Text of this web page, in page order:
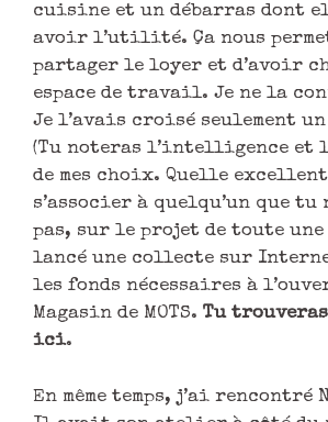
cuisine et un débarras dont
avoir l’utilité. Ça nous
partager le loyer et d’avoir
espace de travail. Je ne la
Je l’avais croisé seulement
(Tu noteras l’intelligence et
de mes choix. Quelle
s’associer à quelqu’un que tu
pas, sur le projet de toute une
lancé une collecte sur
les fonds nécessaires à
Magasin de MOTS. Tu
ici.
En même temps, j’ai rencontré